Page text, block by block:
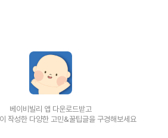
베이비빌리 앱 다운로드받고
작성한 다양한 고민&꿀팁글을 구경해보세요